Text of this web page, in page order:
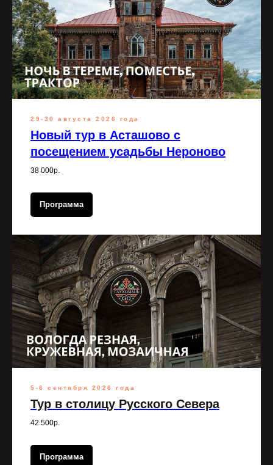
29-30 августа 2026 года
Новый тур в Асташово с
посещением усадьбы Нероново
38 000р.
Программа
5-6 сентября 2026 года
Тур в столицу Русского Севера
42 500р.
Программа